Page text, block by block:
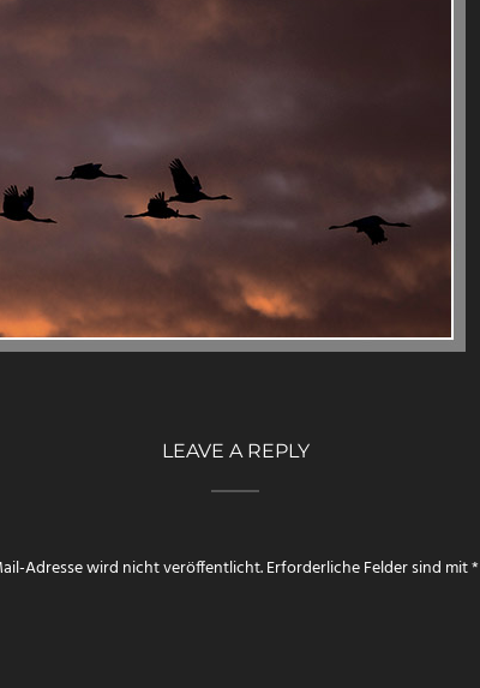
LEAVE A REPLY
Adresse wird nicht veröffentlicht.Erforderliche Felder sind mit*